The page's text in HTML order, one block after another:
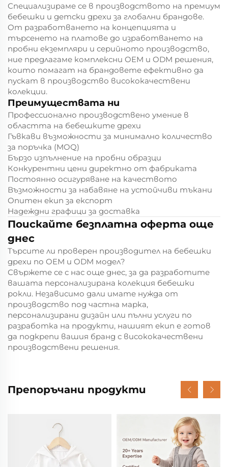
Специализираме се в производството на премиум
бебешки и детски дрехи за глобални брандове.
От разработването на концепцията и
търсенето на платове до изработването на
пробни екземпляри и серийното производство,
ние предлагаме комплексни OEM и ODM решения,
които помагат на брандовете ефективно да
пускат в производство висококачествени
колекции.
Преимуществата ни
Профессионално производствено умение в
областта на бебешките дрехи
Гъвкави възможности за минимално количество
за поръчка (MOQ)
Бързо изпълнение на пробни образци
Конкурентни цени директно от фабриката
Постоянно осигуряване на качеството
Възможности за набавяне на устойчиви тъкани
Опитен екип за експорт
Надеждни графици за доставка
Поискайте безплатна оферта още
днес
Търсите ли проверен производител на бебешки
дрехи по OEM и ODM модел?
Свържете се с нас още днес, за да разработите
вашата персонализирана колекция бебешки
рокли. Независимо дали имате нужда от
производство под частна марка,
персонализирани дизайн или пълни услуги по
разработка на продукти, нашият екип е готов
да подкрепи вашия бранд с висококачествени
производствени решения.
Препоръчани продукти